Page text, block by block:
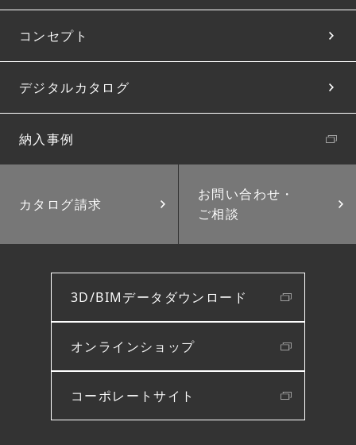
コンセプト
デジタルカタログ
納入事例
カタログ請求
お問い合わせ・
ご相談
3D/BIMデータダウンロード
オンラインショップ
コーポレートサイト